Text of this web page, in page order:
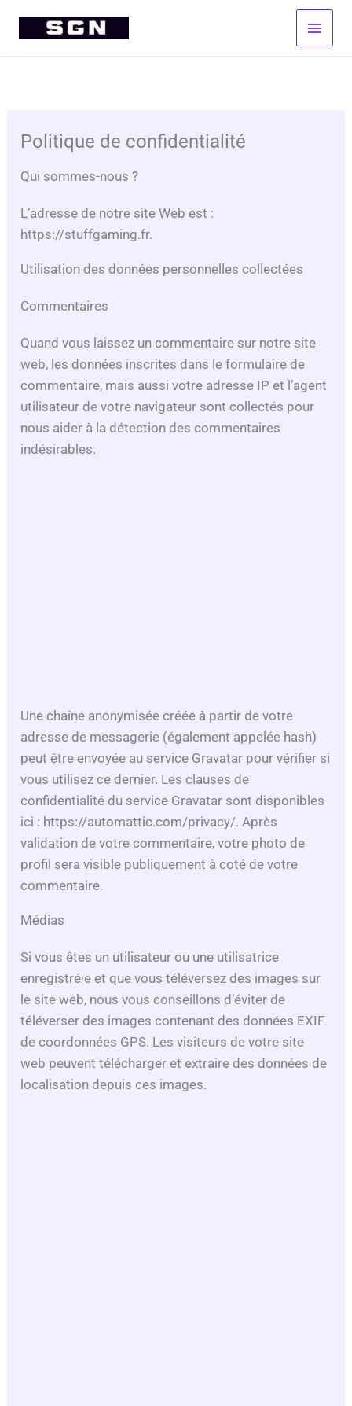
Politique de confidentialité
Qui sommes-nous ?
L’adresse de notre site Web est :
https://stuffgaming.fr.
Utilisation des données personnelles collectées
Commentaires
Quand vous laissez un commentaire sur notre site
web, les données inscrites dans le formulaire de
commentaire, mais aussi votre adresse IP et l’agent
utilisateur de votre navigateur sont collectés pour
nous aider à la détection des commentaires
indésirables.
Une chaîne anonymisée créée à partir de votre
adresse de messagerie (également appelée hash)
peut être envoyée au service Gravatar pour vérifier si
vous utilisez ce dernier. Les clauses de
confidentialité du service Gravatar sont disponibles
ici : https://automattic.com/privacy/. Après
validation de votre commentaire, votre photo de
profil sera visible publiquement à coté de votre
commentaire.
Médias
Si vous êtes un utilisateur ou une utilisatrice
enregistré·e et que vous téléversez des images sur
le site web, nous vous conseillons d’éviter de
téléverser des images contenant des données EXIF
de coordonnées GPS. Les visiteurs de votre site
web peuvent télécharger et extraire des données de
localisation depuis ces images.